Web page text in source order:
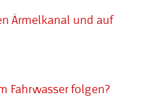
Ärmelkanal und auf
Fahrwasser folgen?